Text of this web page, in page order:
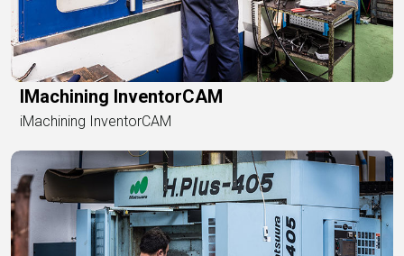
IMachining InventorCAM
iMachining InventorCAM